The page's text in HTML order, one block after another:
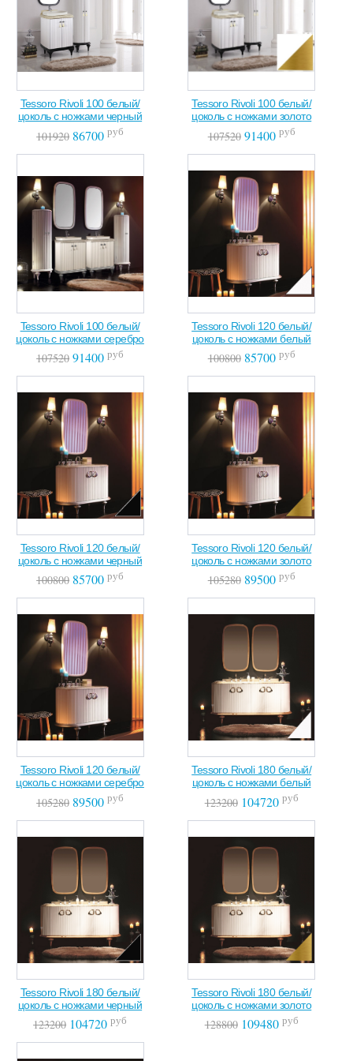
Tessoro Rivoli 100 белый/
цоколь с ножками черный
101920 86700 руб
Tessoro Rivoli 100 белый/
цоколь с ножками золото
10752091400 руб
Tessoro Rivoli 100 белый/
цоколь с ножками серебро
107520 91400 руб
Tessoro Rivoli 120 белый/
цоколь с ножками белый
10080085700 руб
Tessoro Rivoli 120 белый/
цоколь с ножками черный
100800 85700 руб
Tessoro Rivoli 120 белый/
цоколь с ножками золото
10528089500 руб
Tessoro Rivoli 120 белый/
цоколь с ножками серебро
105280 89500 руб
Tessoro Rivoli 180 белый/
цоколь с ножками белый
123200104720 руб
Tessoro Rivoli 180 белый/
цоколь с ножками черный
123200 104720 руб
Tessoro Rivoli 180 белый/
цоколь с ножками золото
128800109480 руб